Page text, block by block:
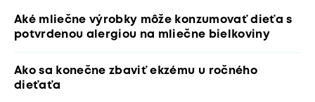
Aké mliečne výrobky môže konzumovať dieťa s
potvrdenou alergiou na mliečne bielkoviny
Ako sa konečne zbaviť ekzému u ročného
dieťaťa